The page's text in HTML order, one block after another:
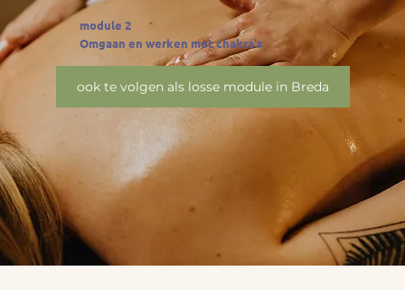
module 2
Omgaan en werken met chakra's
ook te volgen als losse module in Breda